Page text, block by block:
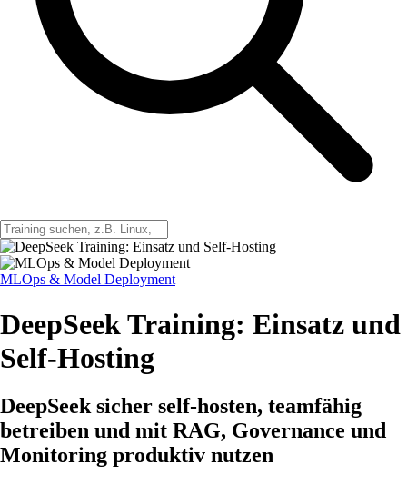
MLOps & Model Deployment
DeepSeek Training: Einsatz und
Self-Hosting
DeepSeek sicher self-hosten, teamfähig
betreiben und mit RAG, Governance und
Monitoring produktiv nutzen